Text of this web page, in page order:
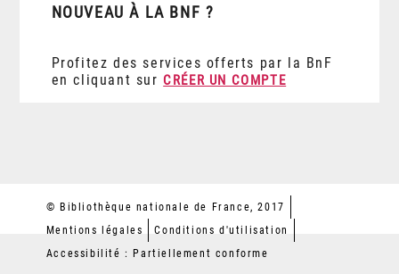
NOUVEAU À LA BNF ?
Profitez des services offerts par la BnF
en cliquant sur CRÉER UN COMPTE
© Bibliothèque nationale de France, 2017
Mentions légales
Conditions d'utilisation
Accessibilité : Partiellement conforme